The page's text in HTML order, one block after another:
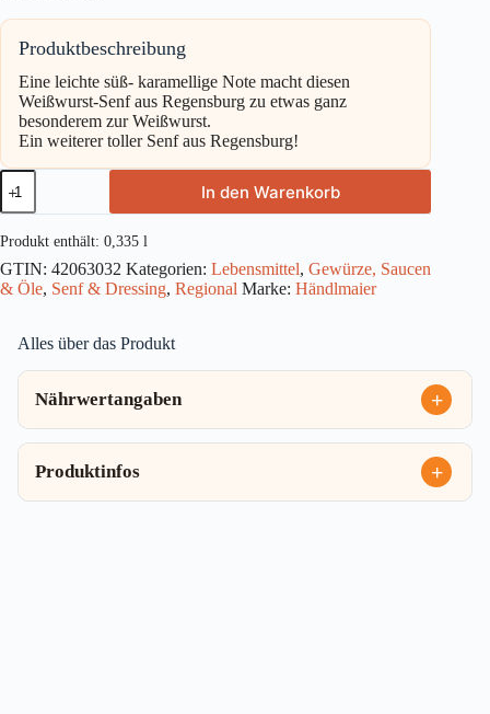
Produktbeschreibung
Eine leichte süß- karamellige Note macht diesen
Weißwurst-Senf aus Regensburg zu etwas ganz
besonderem zur Weißwurst.
Ein weiterer toller Senf aus Regensburg!
Händlmaier
bayerischer
Weißwurst-
Senf
Glas
335ml
Menge
In den Warenkorb
Produkt enthält: 0,335 l
GTIN: 42063032 Kategorien: Lebensmittel, Gewürze, Saucen
& Öle, Senf & Dressing, Regional Marke: Händlmaier
Alles über das Produkt
Nährwertangaben
Produktinfos